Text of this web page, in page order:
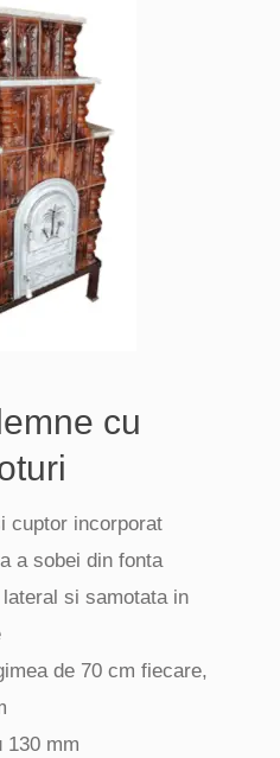
cu
cuptor incorporat
a sobei din fonta
si samotata in
de 70 cm fiecare,
130 mm